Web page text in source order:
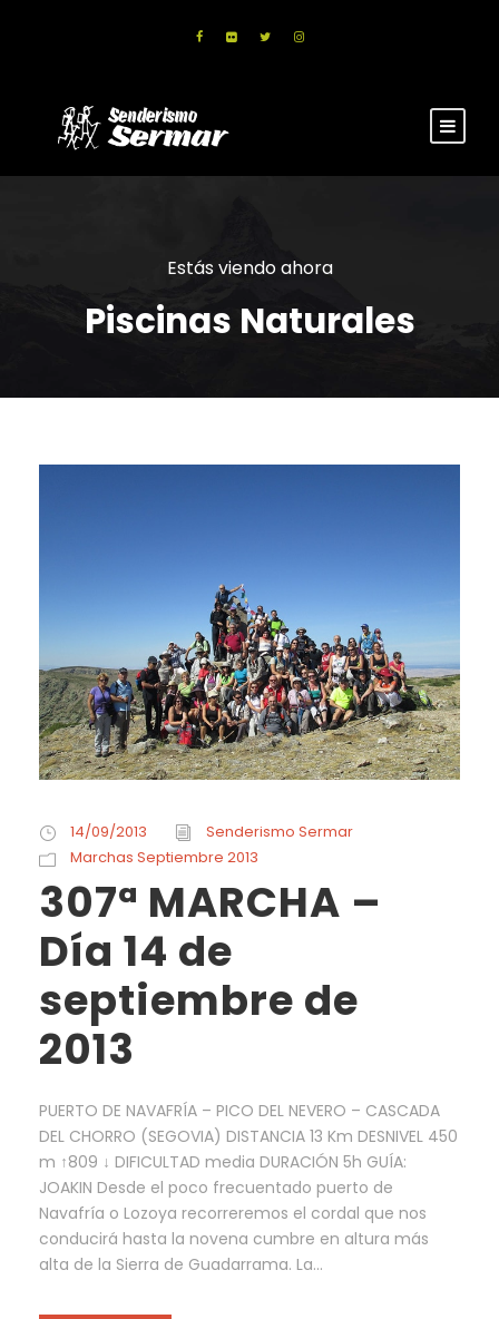
Estás viendo ahora
Piscinas Naturales
14/09/2013
Senderismo Sermar
Marchas Septiembre 2013
307ª MARCHA –
Día 14 de
septiembre de
2013
PUERTO DE NAVAFRÍA – PICO DEL NEVERO – CASCADA
DEL CHORRO (SEGOVIA) DISTANCIA 13 Km DESNIVEL 450
m ↑809 ↓ DIFICULTAD media DURACIÓN 5h GUÍA:
JOAKIN Desde el poco frecuentado puerto de
Navafría o Lozoya recorreremos el cordal que nos
conducirá hasta la novena cumbre en altura más
alta de la Sierra de Guadarrama. La...